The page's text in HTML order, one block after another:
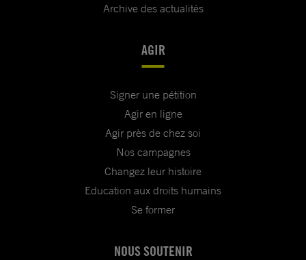
Archive des actualités
AGIR
Signer une pétition
Agir en ligne
Agir près de chez soi
Nos campagnes
Changez leur histoire
Education aux droits humains
Se former
NOUS SOUTENIR